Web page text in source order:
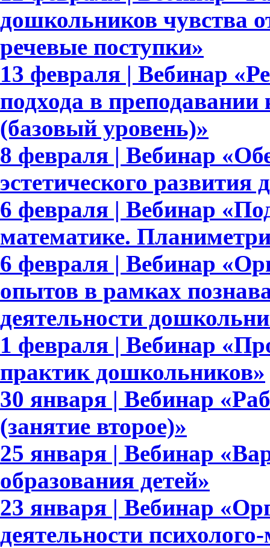
дошкольников чувства
речевые поступки»
13 февраля | Вебинар
подхода в преподавании
(базовый уровень)»
8 февраля | Вебинар
эстетического развития
6 февраля | Вебинар
математике.
6 февраля | Вебинар
опытов в рамках
деятельности
1 февраля | Вебинар
практик дошкольников»
30 января | Вебинар
(занятие второе)»
25 января | Вебинар
образования детей»
23 января | Вебинар
деятельности